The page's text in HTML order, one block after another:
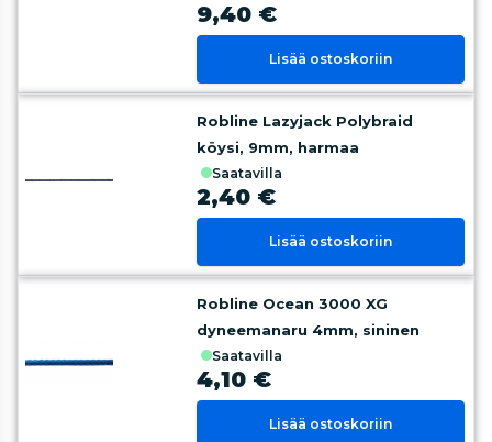
9,40 €
Lisää ostoskoriin
Robline Lazyjack Polybraid
köysi, 9mm, harmaa
saatavilla
2,40 €
Lisää ostoskoriin
Robline Ocean 3000 XG
dyneemanaru 4mm, sininen
saatavilla
4,10 €
Lisää ostoskoriin